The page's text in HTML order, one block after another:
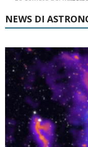
NEWS DI